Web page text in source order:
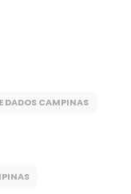
DADOS CAMPINAS